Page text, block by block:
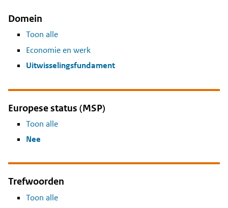
Domein
Toon alle
Economie en werk
Uitwisselingsfundament
Europese status (MSP)
Toon alle
Nee
Trefwoorden
Toon alle